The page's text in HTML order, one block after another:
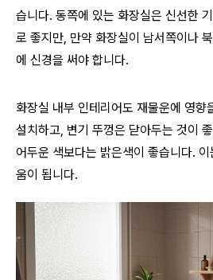
습니다. 동쪽에 있는 화장실은 신선한
로 좋지만, 만약 화장실이 남서쪽이나
에 신경을 써야 합니다.
화장실 내부 인테리어도 재물운에 영향
설치하고, 변기 뚜껑은 닫아두는 것이
어두운 색보다는 밝은색이 좋습니다.
움이 됩니다.